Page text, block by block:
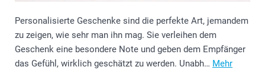
Personalisierte Geschenke sind die perfekte Art, jemandem
zu zeigen, wie sehr man ihn mag. Sie verleihen dem
Geschenk eine besondere Note und geben dem Empfänger
das Gefühl, wirklich geschätzt zu werden. Unabh… Mehr